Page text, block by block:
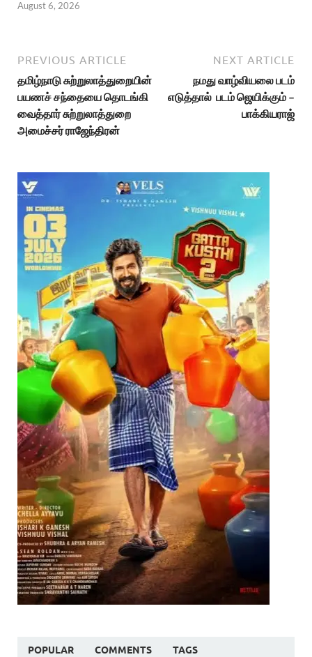
August 6, 2026
PREVIOUS ARTICLE
தமிழ்நாடு சுற்றுலாத்துறையின்
பயணச் சந்தையை தொடங்கி
வைத்தார் சுற்றுலாத்துறை
அமைச்சர் ராஜேந்திரன்
NEXT ARTICLE
நமது வாழ்வியலை படம்
எடுத்தால் படம் ஜெயிக்கும் –
பாக்கியராஜ்
POPULAR COMMENTS TAGS